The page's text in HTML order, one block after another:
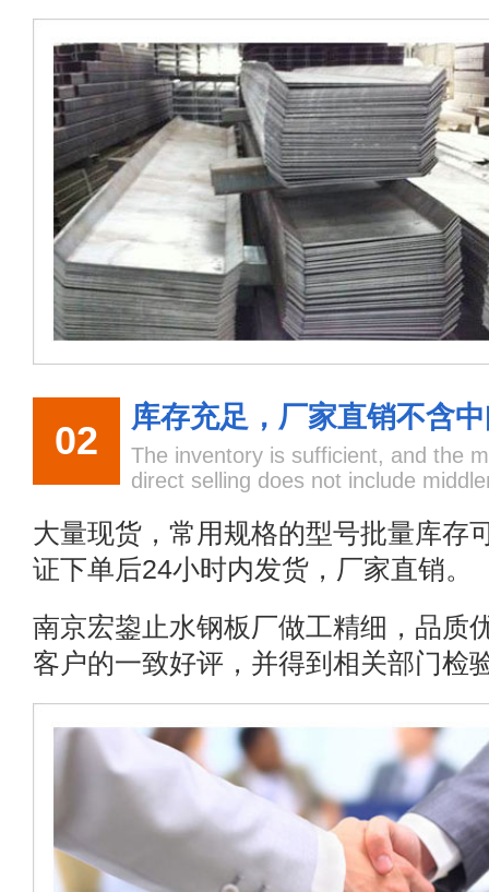
02
库存充足，厂家直销不含
The inventory is sufficient, and the
direct selling does not include
大量现货，常用规格的型号批量库存
证下单后24小时内发货，厂家直销。
南京宏鋆止水钢板厂做工精细，品质
客户的一致好评，并得到相关部门检